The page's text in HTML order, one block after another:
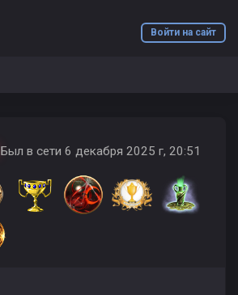
Войти на сайт
Был в сети 6 декабря 2025 г, 20:51